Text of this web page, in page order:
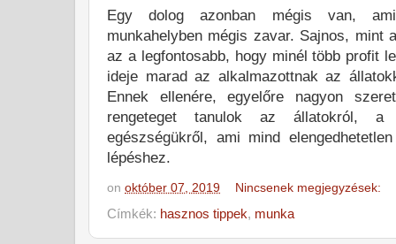
Egy dolog azonban mégis van,
munkahelyben mégis zavar. Sajnos, mint
az a legfontosabb, hogy minél több profit
ideje marad az alkalmazottnak az
Ennek ellenére, egyelőre nagyon
rengeteget tanulok az állatokról, a
egészségükről, ami mind
lépéshez.
on október 07, 2019 Nincsenek megjegyzések:
Címkék: hasznos tippek, munka